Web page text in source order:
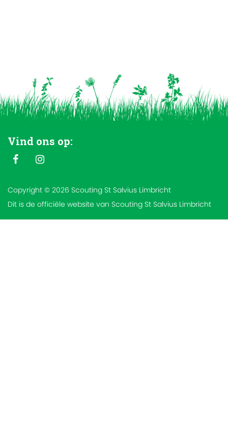
Vind ons op:
Copyright © 2026 Scouting St Salvius Limbricht
Dit is de officiële website van Scouting St Salvius Limbricht